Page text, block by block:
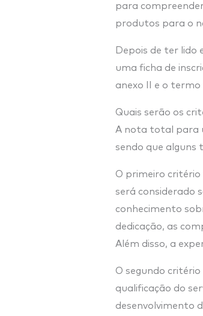
para
produtos para o
Depois de ter
uma ficha de
anexo II e o
Quais serão os
A nota total para
sendo que alguns
O primeiro critério
será considerado
conhecimento
dedicação, as
Além disso, a
O segundo
qualificação do
desenvolvimento